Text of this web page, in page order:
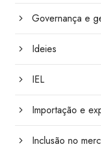
Governança e
Ideies
IEL
Importação e
Inclusão no